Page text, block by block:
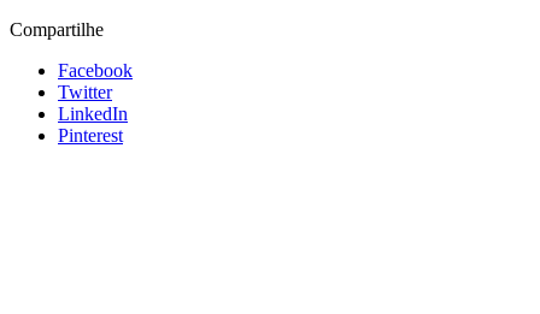
Compartilhe
Facebook
Twitter
LinkedIn
Pinterest